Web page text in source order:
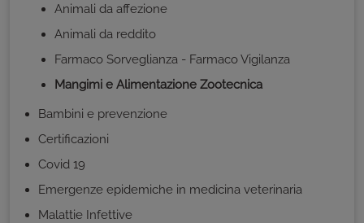
Animali da affezione
Animali da reddito
Farmaco Sorveglianza - Farmaco Vigilanza
Mangimi e Alimentazione Zootecnica
Bambini e prevenzione
Certificazioni
Covid 19
Emergenze epidemiche in medicina veterinaria
Malattie Infettive